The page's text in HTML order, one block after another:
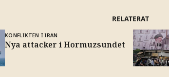
RELATERAT
KONFLIKTEN I IRAN
Nya attacker i Hormuzsundet